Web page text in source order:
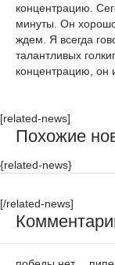
концентрацию.
минуты. Он
ждем. Я всегда
талантливых
концентрацию, он
[related-news]
Похожие
{related-news}
[/related-news]